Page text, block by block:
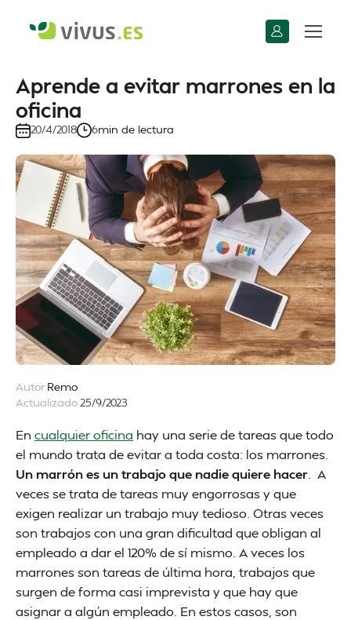
Aprende a evitar marrones en la
oficina
20/4/2018 6min de lectura
Autor Remo
Actualizado25/9/2023
En cualquier oficina hay una serie de tareas que todo
el mundo trata de evitar a toda costa: los marrones.
Un marrón es un trabajo que nadie quiere hacer . A
veces se trata de tareas muy engorrosas y que
exigen realizar un trabajo muy tedioso. Otras veces
son trabajos con una gran dificultad que obligan al
empleado a dar el 120% de sí mismo. A veces los
marrones son tareas de última hora, trabajos que
surgen de forma casi imprevista y que hay que
asignar a algún empleado. En estos casos, son